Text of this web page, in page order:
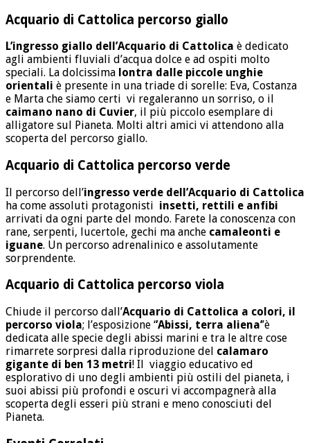
Acquario di Cattolica percorso giallo
L’ingresso giallo dell’Acquario di Cattolica è dedicato
agli ambienti fluviali d’acqua dolce e ad ospiti molto
speciali. La dolcissima lontra dalle piccole unghie
orientali è presente in una triade di sorelle: Eva, Costanza
e Marta che siamo certi vi regaleranno un sorriso, o il
caimano nano di Cuvier, il più piccolo esemplare di
alligatore sul Pianeta. Molti altri amici vi attendono alla
scoperta del percorso giallo.
Acquario di Cattolica percorso verde
Il percorso dell’ingresso verde dell’Acquario di Cattolica
ha come assoluti protagonisti insetti, rettili e anfibi
arrivati da ogni parte del mondo. Farete la conoscenza con
rane, serpenti, lucertole, gechi ma anche camaleonti e
iguane. Un percorso adrenalinico e assolutamente
sorprendente.
Acquario di Cattolica percorso viola
Chiude il percorso dall’Acquario di Cattolica a colori, il
percorso viola; l’esposizione ‘’Abissi, terra aliena’’è
dedicata alle specie degli abissi marini e tra le altre cose
rimarrete sorpresi dalla riproduzione del calamaro
gigante di ben 13 metri! Il viaggio educativo ed
esplorativo di uno degli ambienti più ostili del pianeta, i
suoi abissi più profondi e oscuri vi accompagnerà alla
scoperta degli esseri più strani e meno conosciuti del
Pianeta.